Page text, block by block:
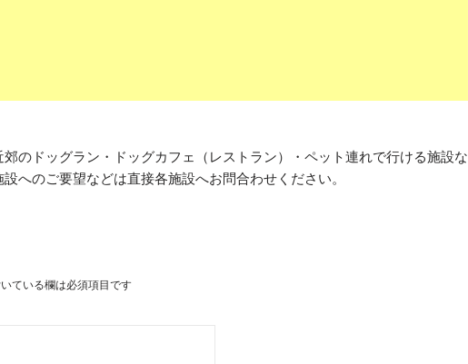
のドッグラン・ドッグカフェ（レストラン）・ペット連れで行ける施設な
へのご要望などは直接各施設へお問合わせください。
ている欄は必須項目です